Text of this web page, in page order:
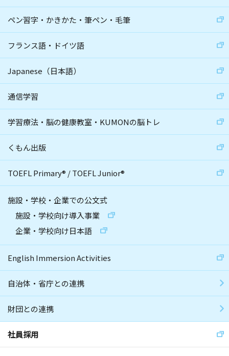
ペン習字・かきかた・筆ペン・毛筆
フランス語・ドイツ語
Japanese（日本語）
通信学習
学習療法・脳の健康教室・KUMONの脳トレ
くもん出版
TOEFL Primary® /TOEFL Junior®
施設・学校・企業での公文式
施設・学校向け導入事業
企業・学校向け日本語
English Immersion Activities
自治体・省庁との連携
財団との連携
社員採用